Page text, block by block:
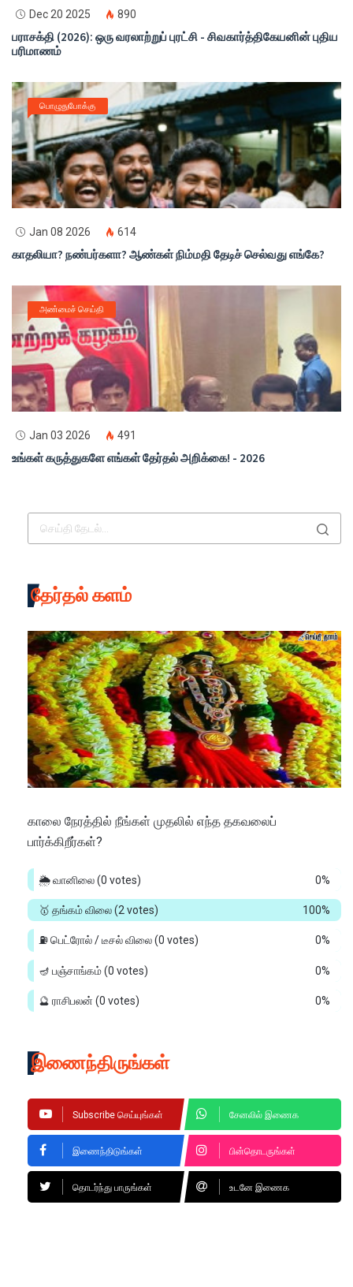
Dec 20 2025 890
பராசக்தி (2026): ஒரு வரலாற்றுப் புரட்சி - சிவகார்த்திகேயனின் புதிய
பரிமாணம்
பொழுதுபோக்கு
Jan 08 2026 614
காதலியா? நண்பர்களா? ஆண்கள் நிம்மதி தேடிச் செல்வது எங்கே?
அண்மைச் செய்தி
Jan 03 2026 491
உங்கள் கருத்துகளே எங்கள் தேர்தல் அறிக்கை! - 2026
தேர்தல் களம்
காலை நேரத்தில் நீங்கள் முதலில் எந்த தகவலைப்
பார்க்கிறீர்கள்?
0%
🌦️ வானிலை(0 votes)
100%
🥇 தங்கம் விலை(2 votes)
0%
⛽ பெட்ரோல் / டீசல் விலை(0 votes)
0%
🪔 பஞ்சாங்கம்(0 votes)
0%
🔮 ராசிபலன் (0 votes)
இணைந்திருங்கள்
Subscribe செய்யுங்கள் சேனலில் இணைக
இணைந்திடுங்கள் பின்தொடருங்கள்
தொடர்ந்து பாருங்கள் உடனே இணைக